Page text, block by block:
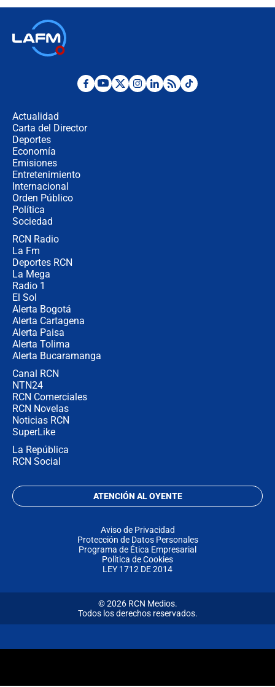
Posesión de Abelardo De La Espriella
Actualidad
Carta del Director
Deportes
Economía
Emisiones
Entretenimiento
Internacional
Orden Público
Política
Sociedad
RCN Radio
La Fm
Deportes RCN
La Mega
Radio 1
El Sol
Alerta Bogotá
Alerta Cartagena
Alerta Paisa
Alerta Tolima
Alerta Bucaramanga
Canal RCN
NTN24
RCN Comerciales
RCN Novelas
Noticias RCN
SuperLike
La República
RCN Social
ATENCIÓN AL OYENTE
Aviso de Privacidad
Protección de Datos Personales
Programa de Ética Empresarial
Política de Cookies
LEY 1712 DE 2014
© 2026 RCN Medios.
Todos los derechos reservados.